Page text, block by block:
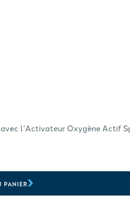
l’Activateur Oxygène Actif
PANIER